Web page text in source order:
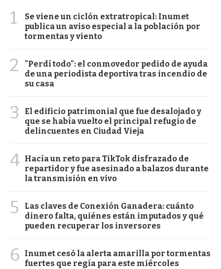
1
Se viene un ciclón extratropical: Inumet
publica un aviso especial a la población por
tormentas y viento
2
"Perdí todo": el conmovedor pedido de ayuda
de una periodista deportiva tras incendio de
su casa
3
El edificio patrimonial que fue desalojado y
que se había vuelto el principal refugio de
delincuentes en Ciudad Vieja
4 Hacía un reto para TikTok disfrazado de
repartidor y fue asesinado a balazos durante
la transmisión en vivo
5
Las claves de Conexión Ganadera: cuánto
dinero falta, quiénes están imputados y qué
pueden recuperar los inversores
6
Inumet cesó la alerta amarilla por tormentas
fuertes que regía para este miércoles